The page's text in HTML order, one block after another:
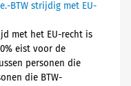
BTW strijdig met EU-
met het EU-recht is
eist voor de
personen die
die BTW-